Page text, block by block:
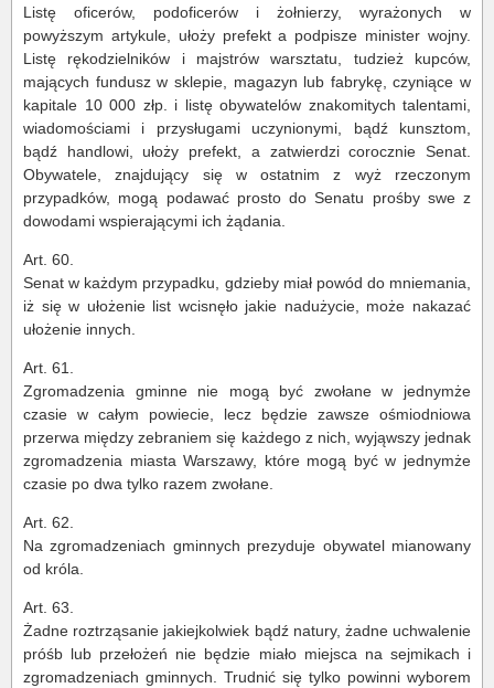
Listę oficerów, podoficerów i żołnierzy, wyrażonych w
powyższym artykule, ułoży prefekt a podpisze minister wojny.
Listę rękodzielników i majstrów warsztatu, tudzież kupców,
mających fundusz w sklepie, magazyn lub fabrykę, czyniące w
kapitale 10 000 złp. i listę obywatelów znakomitych talentami,
wiadomościami i przysługami uczynionymi, bądź kunsztom,
bądź handlowi, ułoży prefekt, a zatwierdzi corocznie Senat.
Obywatele, znajdujący się w ostatnim z wyż rzeczonym
przypadków, mogą podawać prosto do Senatu prośby swe z
dowodami wspierającymi ich żądania.
Art. 60.
Senat w każdym przypadku, gdzieby miał powód do mniemania,
iż się w ułożenie list wcisnęło jakie nadużycie, może nakazać
ułożenie innych.
Art. 61.
Zgromadzenia gminne nie mogą być zwołane w jednymże
czasie w całym powiecie, lecz będzie zawsze ośmiodniowa
przerwa między zebraniem się każdego z nich, wyjąwszy jednak
zgromadzenia miasta Warszawy, które mogą być w jednymże
czasie po dwa tylko razem zwołane.
Art. 62.
Na zgromadzeniach gminnych prezyduje obywatel mianowany
od króla.
Art. 63.
Żadne roztrząsanie jakiejkolwiek bądź natury, żadne uchwalenie
próśb lub przełożeń nie będzie miało miejsca na sejmikach i
zgromadzeniach gminnych. Trudnić się tylko powinni wyborem